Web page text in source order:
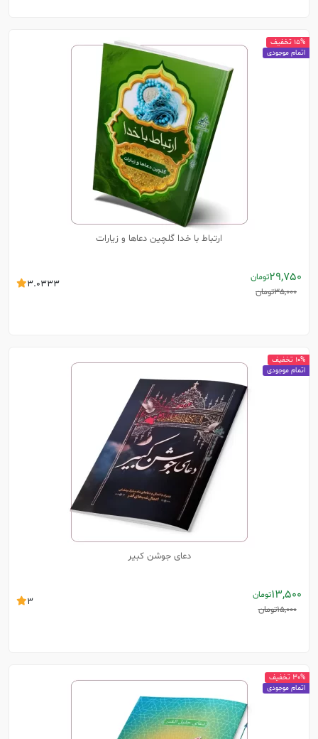
ارتباط با خدا گلچین دعاها و زیارات
29,750تومان
35,000تومان
3.0333
15% تخفیف
اتمام موجودی
دعای جوشن کبیر
13,500تومان
15,000تومان
3
10% تخفیف
اتمام موجودی
30% تخفیف
اتمام موجودی